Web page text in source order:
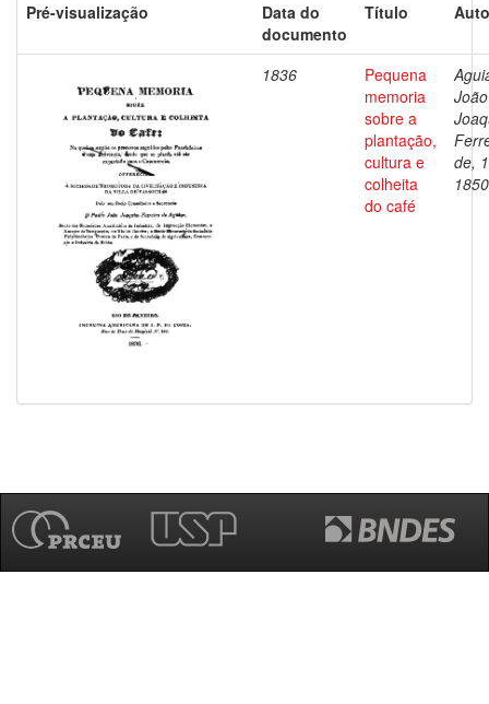
Pré-visualização
Data do
documento
Título
1836
Pequena
memoria
sobre a
plantação,
cultura e
colheita
do café
João
de,
1850